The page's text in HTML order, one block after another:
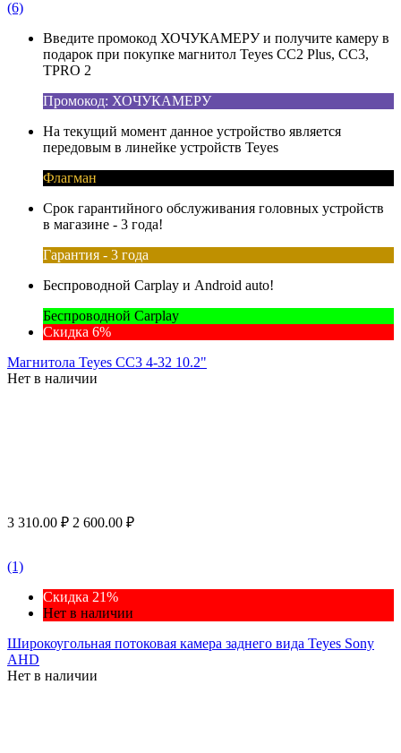
(6)
Введите промокод ХОЧУКАМЕРУ и получите камеру в
подарок при покупке магнитол Teyes CC2 Plus, CC3,
TPRO 2
Промокод: ХОЧУКАМЕРУ
На текущий момент данное устройство является
передовым в линейке устройств Teyes
Флагман
Срок гарантийного обслуживания головных устройств
в магазине - 3 года!
Гарантия - 3 года
Беспроводной Carplay и Android auto!
Беспроводной Carplay
Скидка 6%
Магнитола Teyes CC3 4-32 10.2"
Нет в наличии
3 310.00 ₽ 2 600.00 ₽
(1)
Скидка 21%
Нет в наличии
Широкоугольная потоковая камера заднего вида Teyes Sony
AHD
Нет в наличии